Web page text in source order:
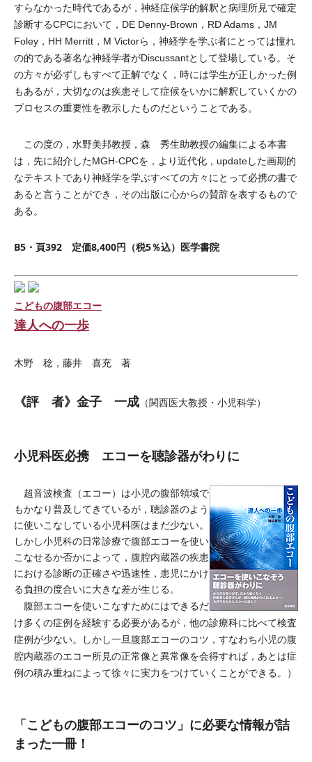
すらなかった時代であるが，神経症候学的解釈と病理所見で確定
診断するCPCにおいて，DE Denny-Brown，RD Adams，JM
Foley，HH Merritt，M Victorら，神経学を学ぶ者にとっては憧れ
の的である著名な神経学者がDiscussantとして登場している。そ
の方々が必ずしもすべて正解でなく，時には学生が正しかった例
もあるが，大切なのは疾患そして症候をいかに解釈していくかの
プロセスの重要性を教示したものだということである。
この度の，水野美邦教授，森 秀生助教授の編集による本書
は，先に紹介したMGH-CPCを，より近代化，updateした画期的
なテキストであり神経学を学ぶすべての方々にとって必携の書で
あると言うことができ，その出版に心からの賛辞を表するもので
ある。
B5・頁392 定価8,400円（税5％込）医学書院
こどもの腹部エコー
達人への一歩
木野 稔，藤井 喜充 著
《評 者》金子 一成 （関西医大教授・小児科学）
小児科医必携 エコーを聴診器がわりに
超音波検査（エコー）は小児の腹部領域で
もかなり普及してきているが，聴診器のよう
に使いこなしている小児科医はまだ少ない。
しかし小児科の日常診療で腹部エコーを使い
こなせるか否かによって，腹腔内蔵器の疾患
における診断の正確さや迅速性，患児にかけ
る負担の度合いに大きな差が生じる。
腹部エコーを使いこなすためにはできるだ
け多くの症例を経験する必要があるが，他の診療科に比べて検査
症例が少ない。しかし一旦腹部エコーのコツ，すなわち小児の腹
腔内蔵器のエコー所見の正常像と異常像を会得すれば，あとは症
例の積み重ねによって徐々に実力をつけていくことができる。）
「こどもの腹部エコーのコツ」に必要な情報が詰
まった一冊！